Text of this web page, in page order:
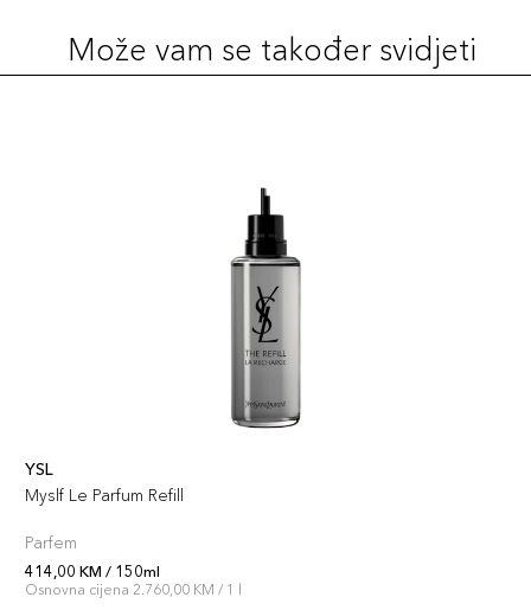
Može vam se također svidjeti
YSL
Myslf Le Parfum Refill
Parfem
414,00 KM / 150ml
Osnovna cijena 2.760,00 KM / 1 l